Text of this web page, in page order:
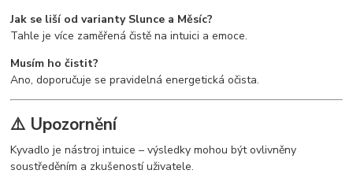
Jak se liší od varianty Slunce a Měsíc?
Tahle je více zaměřená čistě na intuici a emoce.
Musím ho čistit?
Ano, doporučuje se pravidelná energetická očista.
⚠️ Upozornění
Kyvadlo je nástroj intuice – výsledky mohou být ovlivněny
soustředěním a zkušeností uživatele.